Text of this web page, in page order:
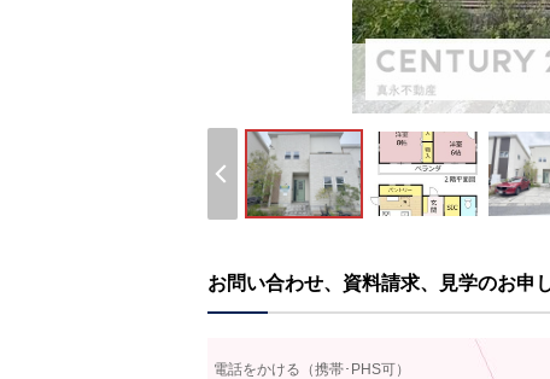
お問い合わせ、資料請求、見学のお申
電話をかける（携帯･PHS可）